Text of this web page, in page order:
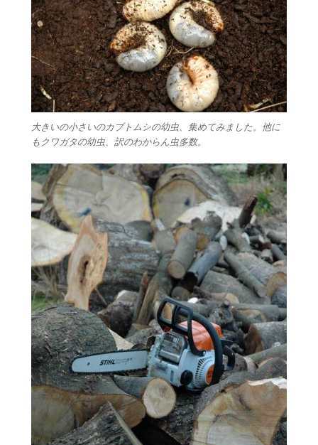
大きいの小さいのカブトムシの幼虫、集めてみました。他に
もクワガタの幼虫、訳のわからん虫多数。